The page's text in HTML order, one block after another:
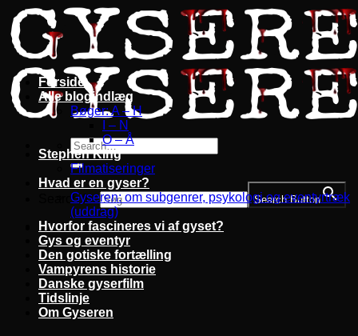
Fortsæt
til
indhold
Search for: Search Button
Forside
Alle blogindlæg
Bøger: A – H
I – N
O – Å
Stephen King
Filmatiseringer
Hvad er en gyser?
Gyseren: om subgenrer, psykologi og eventyrtræk
(uddrag)
Hvorfor fascineres vi af gyset?
Gys og eventyr
Den gotiske fortælling
Vampyrens historie
Danske gyserfilm
Tidslinje
Om Gyseren